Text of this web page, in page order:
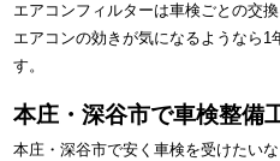
エアコンフィルターは車検ごとの交
エアコンの効きが気になるようなら1
す。
本庄・深谷市で車検整備
本庄・深谷市で安く車検を受けたい